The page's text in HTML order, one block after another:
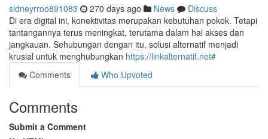
sidneyrroo891083 270 days ago News
Discuss
Di era digital ini, konektivitas merupakan kebutuhan pokok. Tetapi
tantangannya terus meningkat, terutama dalam hal akses dan
jangkauan. Sehubungan dengan itu, solusi alternatif menjadi
krusial untuk menghubungkan https://linkalternatif.net#
Comments
Who Upvoted
Comments
Submit a Comment